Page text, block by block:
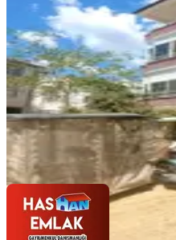
2+1·100 m²
35.000 ₺
HASHAN EMLAK
Demircan
Ara